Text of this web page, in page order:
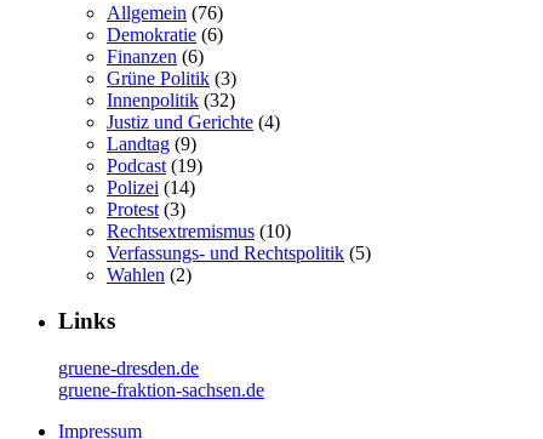
Allgemein (76)
Demokratie (6)
Finanzen (6)
Grüne Politik (3)
Innenpolitik (32)
Justiz und Gerichte (4)
Landtag (9)
Podcast (19)
Polizei (14)
Protest (3)
Rechtsextremismus (10)
Verfassungs- und Rechtspolitik (5)
Wahlen (2)
Links
gruene-dresden.de
gruene-fraktion-sachsen.de
Impressum